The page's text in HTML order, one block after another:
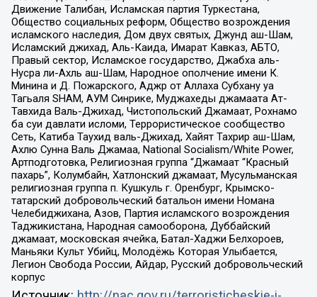
Движение Талибан, Исламская партия Туркестана,
Общество социальных реформ, Общество возрождения
исламского наследия, Дом двух святых, Джунд аш-Шам,
Исламский джихад, Аль-Каида, Имарат Кавказ, АБТО,
Правый сектор, Исламское государство, Джабха аль-
Нусра ли-Ахль аш-Шам, Народное ополчение имени К.
Минина и Д. Пожарского, Аджр от Аллаха Субхану уа
Тагьаля SHAM, АУМ Синрике, Муджахеды джамаата Ат-
Тавхида Валь-Джихад, Чистопольский Джамаат, Рохнамо
ба суи давлати исломи, Террористическое сообщество
Сеть, Катиба Таухид валь-Джихад, Хайят Тахрир аш-Шам,
Ахлю Сунна Валь Джамаа, National Socialism/White Power,
Артподготовка, Религиозная группа “Джамаат “Красный
пахарь”, Колумбайн, Хатлонский джамаат, Мусульманская
религиозная группа п. Кушкуль г. Оренбург, Крымско-
татарский добровольческий батальон имени Номана
Челебиджихана, Азов, Партия исламского возрождения
Таджикистана, Народная самооборона, Дуббайский
джамаат, московская ячейка, Батал-Хаджи Белхороев,
Маньяки Культ Убийц, Молодёжь Которая Улыбается,
Легион Свобода России, Айдар, Русский добровольческий
корпус